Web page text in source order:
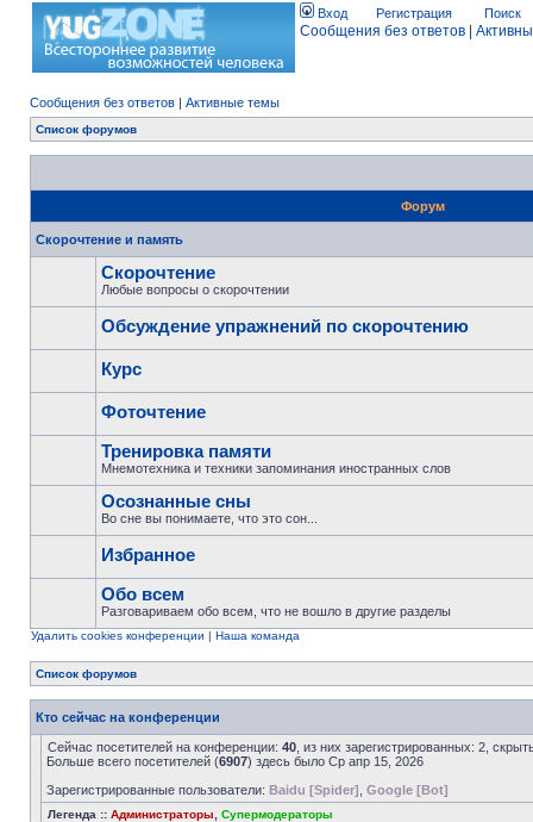
Вход Регистрация Поиск
Сообщения без ответов
Сообщения без ответов | Активные темы
Список форумов
Форум
Скорочтение и память
Скорочтение
Любые вопросы о скорочтении
Обсуждение упражнений по скорочтению
Курс
Фоточтение
Тренировка памяти
Мнемотехника и техники запоминания иностранных слов
Осознанные сны
Во сне вы понимаете, что это сон...
Избранное
Обо всем
Разговариваем обо всем, что не вошло в другие разделы
Удалить cookies конференции | Наша команда
Список форумов
Кто сейчас на конференции
Сейчас посетителей на конференции: 40 , из них зарегистрированных: 2,
Больше всего посетителей (6907) здесь было Ср апр 15, 2026
Зарегистрированные пользователи: Baidu [Spider] Google [Bot]
Легенда :: Администраторы Супермодераторы